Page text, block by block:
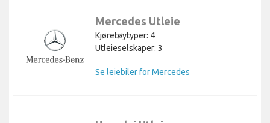
Mercedes Utleie
Kjøretøytyper: 4
Utleieselskaper: 3
Se leiebiler for Mercedes